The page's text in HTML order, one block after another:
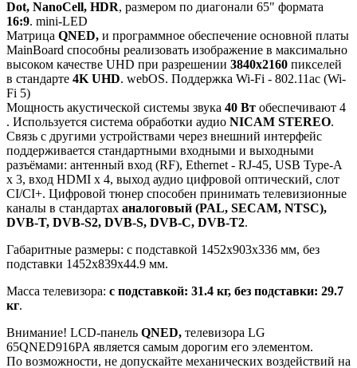
Dot, NanoCell, HDR, размером по диагонали 65" формата
16:9. mini-LED
Матрица QNED, и программное обеспечение основной платы
MainBoard способны реализовать изображение в максимально
высоком качестве UHD при разрешении 3840x2160 пикселей
в стандарте 4K UHD. webOS. Поддержка Wi-Fi - 802.11ac (Wi-
Fi 5)
Мощность акустической системы звука 40 Вт обеспечивают 4
. Используется система обработки аудио NICAM STEREO.
Связь с другими устройствами через внешний интерфейс
поддерживается стандартными входными и выходными
разъёмами: антенный вход (RF), Ethernet - RJ-45, USB Type-A
x 3, вход HDMI x 4, выход аудио цифровой оптический, слот
CI/CI+. Цифровой тюнер способен принимать телевизионные
каналы в стандартах аналоговый (PAL, SECAM, NTSC),
DVB-T, DVB-S2, DVB-S, DVB-C, DVB-T2.
Габаритные размеры: с подставкой 1452x903x336 мм, без
подставки 1452x839x44.9 мм.
Масса телевизора: с подставкой: 31.4 кг, без подставки: 29.7
кг.
Внимание! LCD-панель QNED, телевизора LG
65QNED916PA является самым дорогим его элементом.
По возможности, не допускайте механических воздействий на